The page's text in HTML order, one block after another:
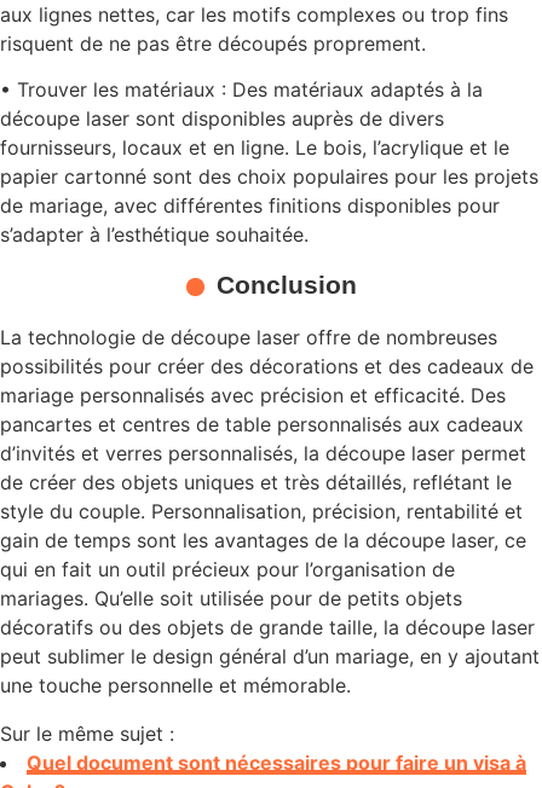
aux lignes nettes, car les motifs complexes ou trop fins
risquent de ne pas être découpés proprement.
• Trouver les matériaux : Des matériaux adaptés à la
découpe laser sont disponibles auprès de divers
fournisseurs, locaux et en ligne. Le bois, l’acrylique et le
papier cartonné sont des choix populaires pour les projets
de mariage, avec différentes finitions disponibles pour
s’adapter à l’esthétique souhaitée.
Conclusion
La technologie de découpe laser offre de nombreuses
possibilités pour créer des décorations et des cadeaux de
mariage personnalisés avec précision et efficacité. Des
pancartes et centres de table personnalisés aux cadeaux
d’invités et verres personnalisés, la découpe laser permet
de créer des objets uniques et très détaillés, reflétant le
style du couple. Personnalisation, précision, rentabilité et
gain de temps sont les avantages de la découpe laser, ce
qui en fait un outil précieux pour l’organisation de
mariages. Qu’elle soit utilisée pour de petits objets
décoratifs ou des objets de grande taille, la découpe laser
peut sublimer le design général d’un mariage, en y ajoutant
une touche personnelle et mémorable.
Sur le même sujet :
Quel document sont nécessaires pour faire un visa à